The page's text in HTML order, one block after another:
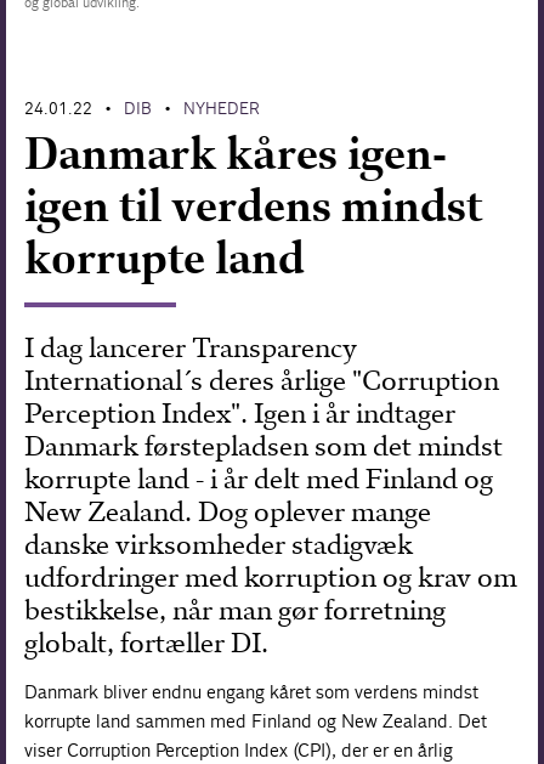
24.01.22 • DIB • NYHEDER
Danmark kåres igen-
igen til verdens mindst
korrupte land
I dag lancerer Transparency
International´s deres årlige "Corruption
Perception Index". Igen i år indtager
Danmark førstepladsen som det mindst
korrupte land - i år delt med Finland og
New Zealand. Dog oplever mange
danske virksomheder stadigvæk
udfordringer med korruption og krav om
bestikkelse, når man gør forretning
globalt, fortæller DI.
Danmark bliver endnu engang kåret som verdens mindst
korrupte land sammen med Finland og New Zealand. Det
viser Corruption Perception Index (CPI), der er en årlig